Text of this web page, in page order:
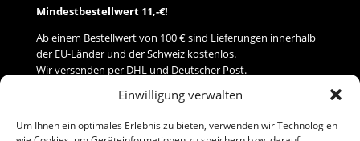
Einwilligung verwalten
Um Ihnen ein optimales Erlebnis zu bieten, verwenden wir Technologien
Mindestbestellwert 11,-€!
Ab einem Bestellwert von 100 € sind Lieferungen innerhalb
der EU-Länder und der Schweiz kostenlos.
Wir versenden per DHL und Deutscher Post.
Versand